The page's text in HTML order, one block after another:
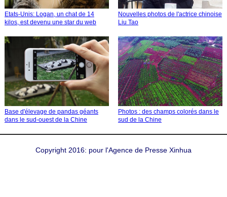
Etats-Unis: Logan, un chat de 14
kilos, est devenu une star du web
Nouvelles photos de l'actrice chinoise
Liu Tao
Base d'élevage de pandas géants
dans le sud-ouest de la Chine
Photos : des champs colorés dans le
sud de la Chine
Copyright 2016: pour l'Agence de Presse Xinhua